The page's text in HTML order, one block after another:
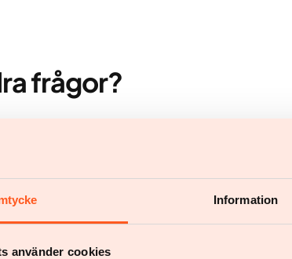
Information
använder cookies
frågor?